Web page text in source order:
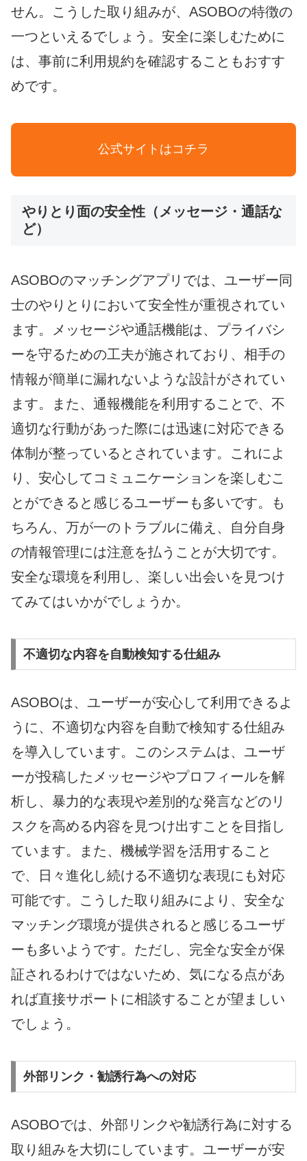
せん。こうした取り組みが、ASOBOの特徴の
一つといえるでしょう。安全に楽しむために
は、事前に利用規約を確認することもおすす
めです。
公式サイトはコチラ
やりとり面の安全性（メッセージ・通話な
ど）
ASOBOのマッチングアプリでは、ユーザー同
士のやりとりにおいて安全性が重視されてい
ます。メッセージや通話機能は、プライバシ
ーを守るための工夫が施されており、相手の
情報が簡単に漏れないような設計がされてい
ます。また、通報機能を利用することで、不
適切な行動があった際には迅速に対応できる
体制が整っているとされています。これによ
り、安心してコミュニケーションを楽しむこ
とができると感じるユーザーも多いです。も
ちろん、万が一のトラブルに備え、自分自身
の情報管理には注意を払うことが大切です。
安全な環境を利用し、楽しい出会いを見つけ
てみてはいかがでしょうか。
不適切な内容を自動検知する仕組み
ASOBOは、ユーザーが安心して利用できるよ
うに、不適切な内容を自動で検知する仕組み
を導入しています。このシステムは、ユーザ
ーが投稿したメッセージやプロフィールを解
析し、暴力的な表現や差別的な発言などのリ
スクを高める内容を見つけ出すことを目指し
ています。また、機械学習を活用すること
で、日々進化し続ける不適切な表現にも対応
可能です。こうした取り組みにより、安全な
マッチング環境が提供されると感じるユーザ
ーも多いようです。ただし、完全な安全が保
証されるわけではないため、気になる点があ
れば直接サポートに相談することが望ましい
でしょう。
外部リンク・勧誘行為への対応
ASOBOでは、外部リンクや勧誘行為に対する
取り組みを大切にしています。ユーザーが安